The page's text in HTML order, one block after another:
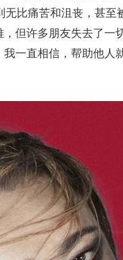
比痛苦和沮丧，甚
但许多朋友失去了一
一直相信，帮助他人